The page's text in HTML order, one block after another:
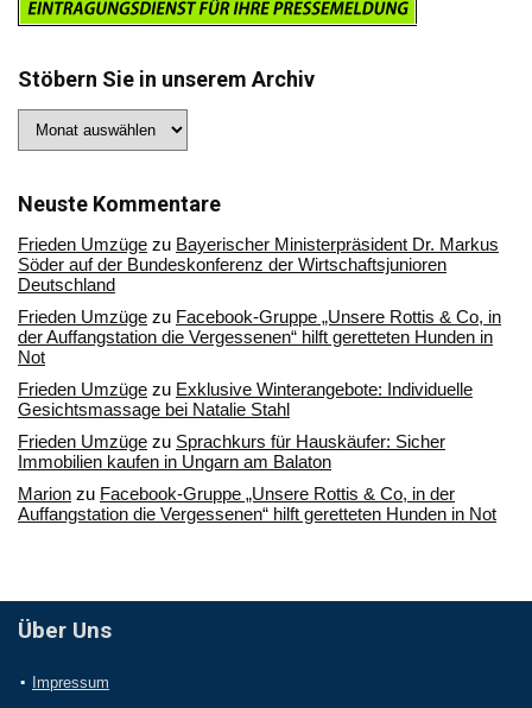
Stöbern Sie in unserem Archiv
Sie
Archiv
Neuste Kommentare
Frieden Umzüge zu Bayerischer Ministerpräsident Dr. Markus
Söder auf der Bundeskonferenz der Wirtschaftsjunioren
Deutschland
Frieden Umzüge zu Facebook-Gruppe „Unsere Rottis & Co, in
der Auffangstation die Vergessenen“ hilft geretteten Hunden in
Not
Frieden Umzüge zu Exklusive Winterangebote: Individuelle
Gesichtsmassage bei Natalie Stahl
Frieden Umzüge zu Sprachkurs für Hauskäufer: Sicher
Immobilien kaufen in Ungarn am Balaton
Marion zu Facebook-Gruppe „Unsere Rottis & Co, in der
Auffangstation die Vergessenen“ hilft geretteten Hunden in Not
Über Uns
Impressum